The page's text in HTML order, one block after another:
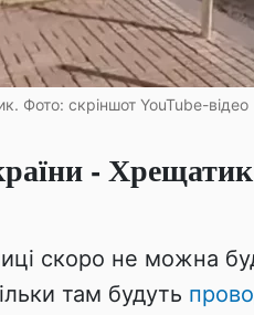
Фото: скріншот YouTube-відео
-
скоро не можна
там будуть